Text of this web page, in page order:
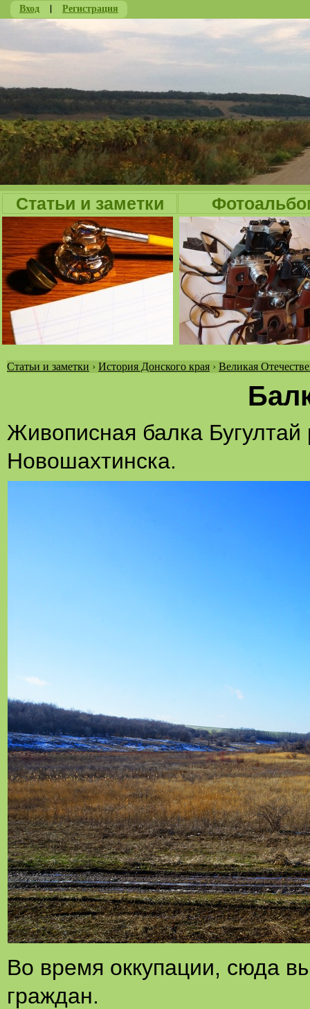
Вход | Регистрация
Статьи и заметки
Статьи и заметки › История Донского края › Великая
Живописная балка
Новошахтинска.
Во время оккупации, сюда
граждан.